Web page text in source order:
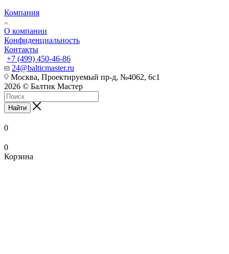
Компания
О компании
Конфиденциальность
Контакты
+7 (499) 450-46-86
24@balticmaster.ru
Москва, Проектируемый пр-д, №4062, 6с1
2026 © Балтик Мастер
Найти
0
0
Корзина